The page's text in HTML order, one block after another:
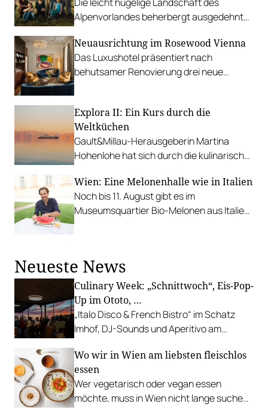
Alpenvorlandes beherbergt ausgedehnte
Neuausrichtung im Rosewood Vienna
Das Luxushotel präsentiert nach
behutsamer Renovierung drei neue
Neuerungen.
Explora II: Ein Kurs durch die
Weltküchen
Gault&Millau-Herausgeberin Martina
Hohenlohe hat sich durch die kulinarische
Wien: Eine Melonenhalle wie in Italien
Noch bis 11. August gibt es im
Museumsquartier Bio-Melonen aus Italien,
Neueste News
Culinary Week: „Schnittwoch“, Eis-Pop-
Up im Ototo, …
„Italo Disco & French Bistro“ im Schatz
Imhof, DJ-Sounds und Aperitivo am
Palme, „Fridays for Furmint“ u. v. m.
Wo wir in Wien am liebsten fleischlos
essen
Wer vegetarisch oder vegan essen
möchte, muss in Wien nicht lange suchen.